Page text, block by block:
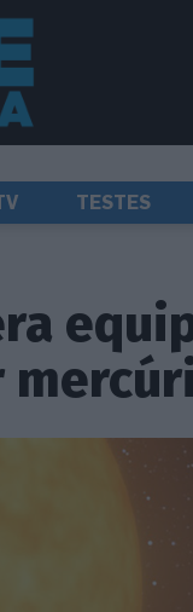
TESTES